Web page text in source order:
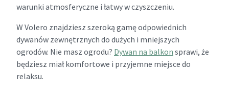
warunki atmosferyczne i łatwy w czyszczeniu.
W Volero znajdziesz szeroką gamę odpowiednich
dywanów zewnętrznych do dużych i mniejszych
ogrodów. Nie masz ogrodu? Dywan na balkon sprawi, że
będziesz miał komfortowe i przyjemne miejsce do
relaksu.